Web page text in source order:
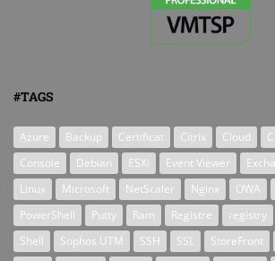
#TAGS
Azure Backup Certificat Citrix Cloud
Console
Debian ESXi Event Viewer
Linux
Microsoft NetScaler Nginx OWA
PowerShell
Putty Ram Registre registry
Shell
Sophos UTM SSH SSL StoreFront